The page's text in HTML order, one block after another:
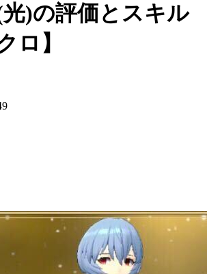
)の評価とスキル
ロ】